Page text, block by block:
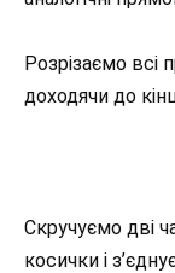
Розрізаємо всі
доходячи до
Скручуємо дві
косички і